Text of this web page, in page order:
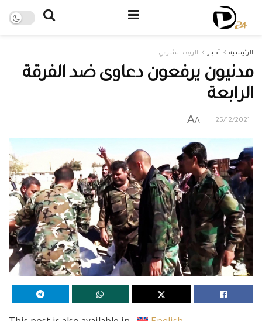
الرئيسية أخبار الريف الشرقي
مدنيون يرفعون دعاوى ضد الفرقة
الرابعة
25/12/2021
A
A